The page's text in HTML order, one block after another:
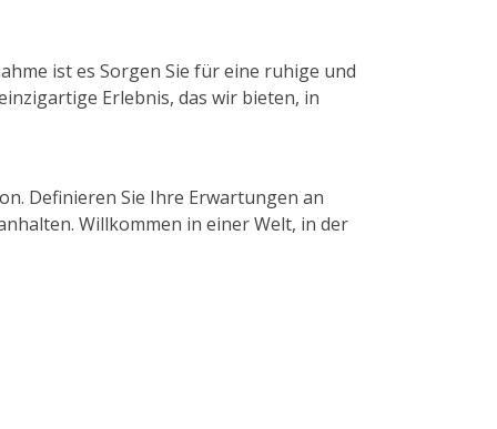
ist es Sorgen Sie für eine ruhige und
Erlebnis, das wir bieten, in
Definieren Sie Ihre Erwartungen an
Willkommen in einer Welt, in der